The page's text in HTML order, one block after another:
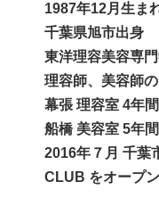
1987年12月生ま
千葉県旭市出身
東洋理容美容専
理容師、美容師
幕張 理容室 4年
船橋 美容室 5年
2016年７月 千葉
CLUB をオープン